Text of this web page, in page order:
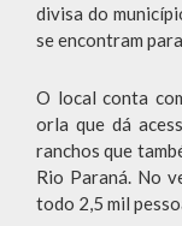
divisa do
se encontram
O local conta
orla que dá
ranchos que
Rio Paraná. No
todo 2,5 mil